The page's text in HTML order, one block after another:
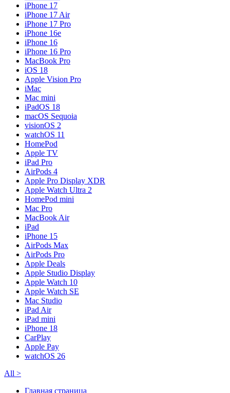
iPhone 17
iPhone 17 Air
iPhone 17 Pro
iPhone 16e
iPhone 16
iPhone 16 Pro
MacBook Pro
iOS 18
Apple Vision Pro
iMac
Mac mini
iPadOS 18
macOS Sequoia
visionOS 2
watchOS 11
HomePod
Apple TV
iPad Pro
AirPods 4
Apple Pro Display XDR
Apple Watch Ultra 2
HomePod mini
Mac Pro
MacBook Air
iPad
iPhone 15
AirPods Max
AirPods Pro
Apple Deals
Apple Studio Display
Apple Watch 10
Apple Watch SE
Mac Studio
iPad Air
iPad mini
iPhone 18
CarPlay
Apple Pay
watchOS 26
All >
Главная страница